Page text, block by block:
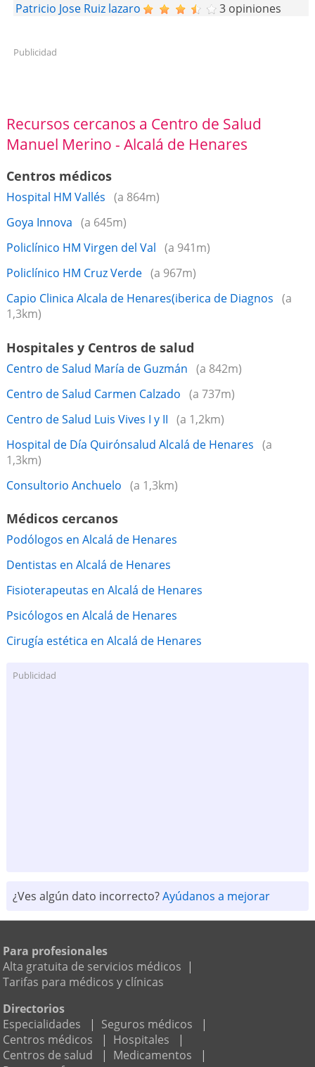
Patricio Jose Ruiz lazaro
3 opiniones
Publicidad
Recursos cercanos a Centro de Salud
Manuel Merino - Alcalá de Henares
Centros médicos
Hospital​ HM Vallés (a 864m)
Goya Innova (a 645m)
Policlínico HM Virgen del Val (a 941m)
Policlínico HM Cruz Verde (a 967m)
Capio Clinica Alcala de Henares(iberica de Diagnos (a
1,3km)
Hospitales y Centros de salud
Centro de Salud María de Guzmán (a 842m)
Centro de Salud Carmen Calzado (a 737m)
Centro de Salud Luis Vives I y II (a 1,2km)
Hospital de Día Quirónsalud Alcalá de Henares (a
1,3km)
Consultorio Anchuelo (a 1,3km)
Médicos cercanos
Podólogos en Alcalá de Henares
Dentistas en Alcalá de Henares
Fisioterapeutas en Alcalá de Henares
Psicólogos en Alcalá de Henares
Cirugía estética en Alcalá de Henares
Publicidad
¿Ves algún dato incorrecto?Ayúdanos a mejorar
Para profesionales
Alta gratuita de servicios médicos |
Tarifas para médicos y clínicas
Directorios
Especialidades
| Seguros médicos
|
Centros médicos
| Hospitales
|
Centros de salud
| Medicamentos
|